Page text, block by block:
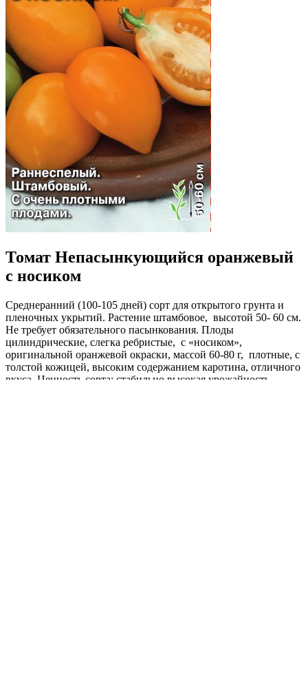
Томат Непасынкующийся оранжевый
с носиком
Среднеранний (100-105 дней) сорт для открытого грунта и
пленочных укрытий. Растение штамбовое, высотой 50- 60 см.
Не требует обязательного пасынкования. Плоды
цилиндрические, слегка ребристые, с «носиком»,
оригинальной оранжевой окраски, массой 60-80 г, плотные, с
толстой кожицей, высоким содержанием каротина, отличного
вкуса. Ценность сорта: стабильно высокая урожайность,